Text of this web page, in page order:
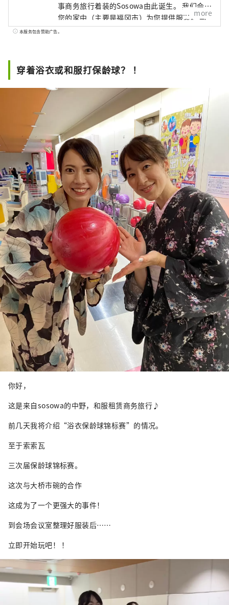
事商务旅行着装的Sosowa由此诞生。 我们会在
您的家中（主要是福冈市）为您提供服装。 与
朋友共进午餐、参观博物馆、音乐会、约会。
●和服护理机构
more
本服务包含赞助广告。
穿着浴衣或和服打保龄球？ ！
你好，
这是来自sosowa的中野，和服租赁商务旅行♪
前几天我将介绍“浴衣保龄球锦标赛”的情况。
至于索索瓦
三次届保龄球锦标赛。
这次与大桥市碗的合作
这成为了一个更强大的事件！
到会场会议室整理好服装后……
立即开始玩吧！ ！